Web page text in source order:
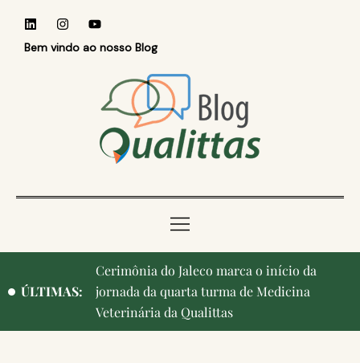
Bem vindo ao nosso Blog
ÚLTIMAS:
Cerimônia do Jaleco marca o início da
jornada da quarta turma de Medicina
Veterinária da Qualittas
Qualittas, Portas Abertas! e aniversário de
Campinas, cidade onde nasceu a instituição,
ganham destaque na imprensa